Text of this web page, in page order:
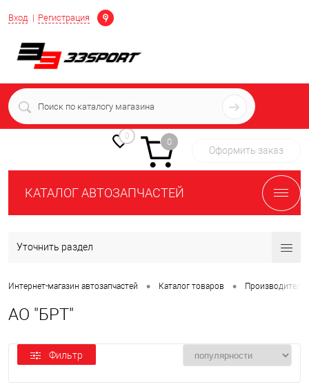
Вход Регистрация
Определение
+7 (939) 716-10-06
пн-пт 7:00-16:00 МСК
0
0
Оформить заказ
КАТАЛОГ АВТОЗАПЧАСТЕЙ
Уточнить раздел
Интернет-магазин автозапчастей • Каталог товаров • Производители
АО "БРТ"
Фильтр